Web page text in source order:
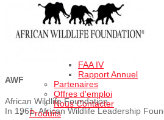
Publications
FOG I
FOG II
FAA I
FAA IV
Rapport Annuel
Partenaires
Offres d'emploi
Nous Contacter
Produits
AWF
African Wildlife Foundation
In 1961, African Wildlife Leadership